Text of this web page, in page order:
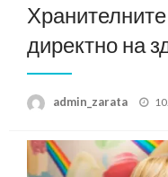
директно на
admin_zarata